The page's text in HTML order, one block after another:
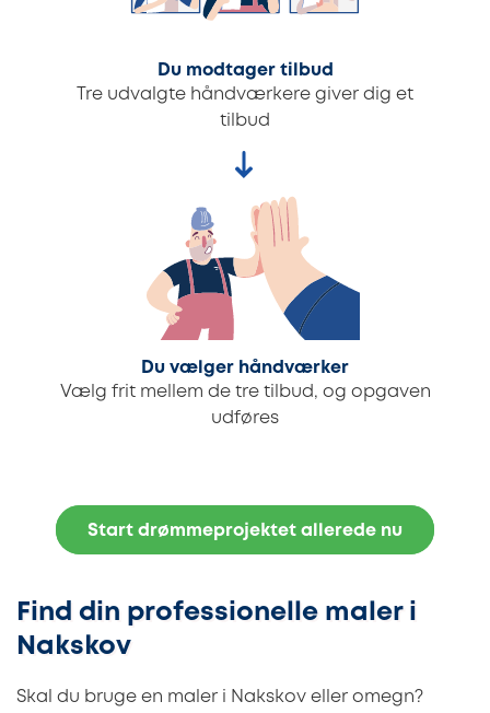
Du modtager tilbud
Tre udvalgte håndværkere giver dig et
tilbud
Du vælger håndværker
Vælg frit mellem de tre tilbud, og opgaven
udføres
Start drømmeprojektet allerede nu
Find din professionelle maler i
Nakskov
Skal du bruge en maler i Nakskov eller omegn?